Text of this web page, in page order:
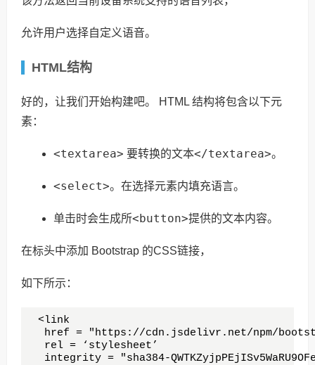
允许用户选择自定义语音。
HTML结构
好的，让我们开始构建吧。 HTML 结构将包含以下元
素：
<textarea> 要转换的文本</textarea>。
<select>。在选择元素内填充语言。
单击时会生成所<button>提供的文本内容。
在标头中添加 Bootstrap 的CSS链接，
如下所示：
<link
href = "https://cdn.jsdelivr.net/npm/
rel = ‘stylesheet’
integrity = "sha384-